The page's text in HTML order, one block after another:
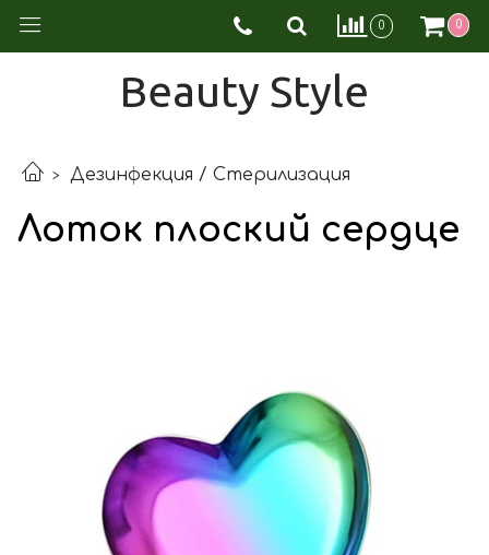
0 0
Beauty Style
Дезинфекция / Стерилизация
Лоток плоский сердце